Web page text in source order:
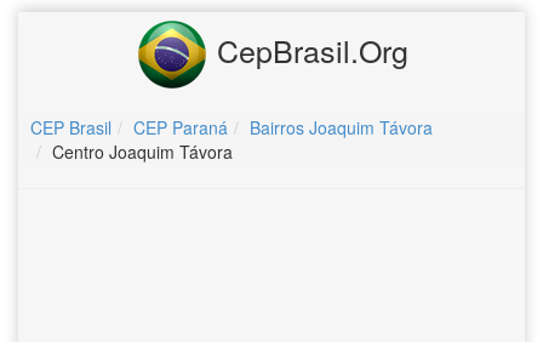
CepBrasil.Org
CEP Brasil CEP Paraná
Bairros Joaquim Távora
Centro Joaquim Távora